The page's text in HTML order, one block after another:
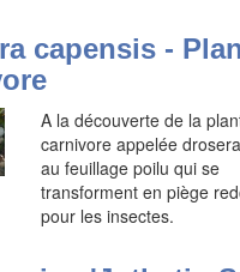
capensis -
A la découverte de la
carnivore appelée
au feuillage poilu qui se
transforment en piège
pour les insectes.